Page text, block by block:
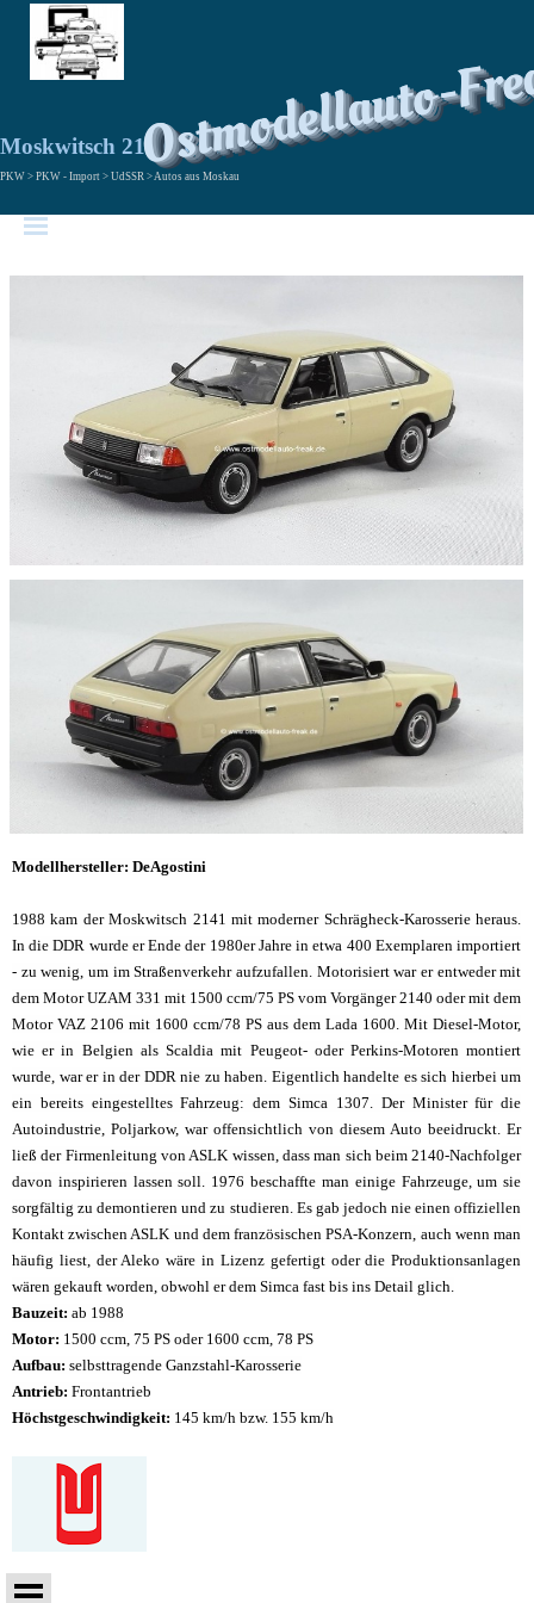
Ostmodellauto-
Moskwitsch 2141 Aleko
PKW > PKW - Import > UdSSR > Autos aus Moskau
Modellhersteller: DeAgostini
1988 kam der Moskwitsch 2141 mit moderner Schrägheck-Karosserie heraus.
In die DDR wurde er Ende der 1980er Jahre in etwa 400 Exemplaren importiert
- zu wenig, um im Straßenverkehr aufzufallen. Motorisiert war er entweder mit
dem Motor UZAM 331 mit 1500 ccm/75 PS vom Vorgänger 2140 oder mit dem
Motor VAZ 2106 mit 1600 ccm/78 PS aus dem Lada 1600. Mit Diesel-Motor,
wie er in Belgien als Scaldia mit Peugeot- oder Perkins-Motoren montiert
wurde, war er in der DDR nie zu haben. Eigentlich handelte es sich hierbei um
ein bereits eingestelltes Fahrzeug: dem Simca 1307. Der Minister für die
Autoindustrie, Poljarkow, war offensichtlich von diesem Auto beeidruckt. Er
ließ der Firmenleitung von ASLK wissen, dass man sich beim 2140-Nachfolger
davon inspirieren lassen soll. 1976 beschaffte man einige Fahrzeuge, um sie
sorgfältig zu demontieren und zu studieren. Es gab jedoch nie einen offiziellen
Kontakt zwischen ASLK und dem französischen PSA-Konzern, auch wenn man
häufig liest, der Aleko wäre in Lizenz gefertigt oder die Produktionsanlagen
wären gekauft worden, obwohl er dem Simca fast bis ins Detail glich.
Bauzeit: ab 1988
Motor: 1500 ccm, 75 PS oder 1600 ccm, 78 PS
Aufbau: selbsttragende Ganzstahl-Karosserie
Antrieb: Frontantrieb
Höchstgeschwindigkeit: 145 km/h bzw. 155 km/h